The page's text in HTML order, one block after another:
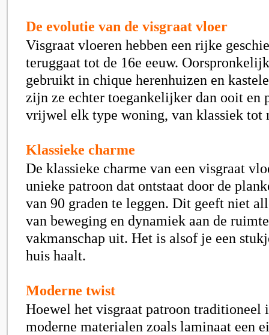
De evolutie van de visgraat vloer
Visgraat vloeren hebben een rijke
teruggaat tot de 16e eeuw.
gebruikt in chique herenhuizen en
zijn ze echter toegankelijker dan ooit en
vrijwel elk type woning, van klassiek tot
Klassieke charme
De klassieke charme van een visgraat
unieke patroon dat ontstaat door de
van 90 graden te leggen. Dit geeft niet
van beweging en dynamiek aan de
vakmanschap uit. Het is alsof je een
huis haalt.
Moderne twist
Hoewel het visgraat patroon traditioneel
moderne materialen zoals laminaat een